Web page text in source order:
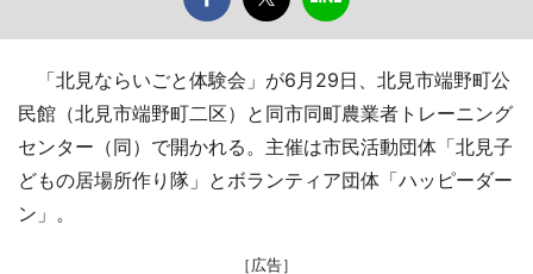
「北見ならいごと体験会」が6月29日、北見市端野町公
民館（北見市端野町二区）と同市同町農業者トレーニング
センター（同）で開かれる。主催は市民活動団体「北見子
どもの居場所作り隊」とボランティア団体「ハッピーダー
ン」。
［広告］